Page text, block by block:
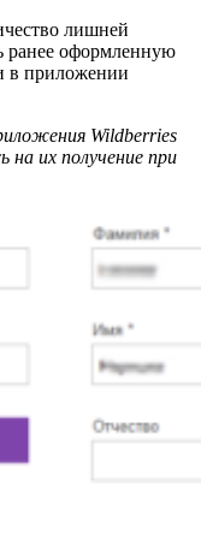
лишней
ранее оформленную
в приложении
Wildberries
на их получение при